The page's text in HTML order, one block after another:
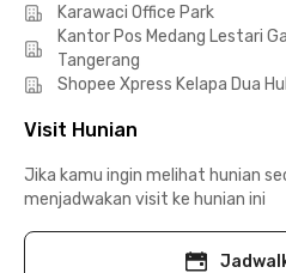
Karawaci Office Park
Kantor Pos Medang Lestari
Tangerang
Shopee Xpress Kelapa Dua
Visit Hunian
Jika kamu ingin melihat hunian
menjadwakan visit ke hunian ini